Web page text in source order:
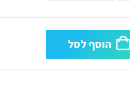
הוסף לסל